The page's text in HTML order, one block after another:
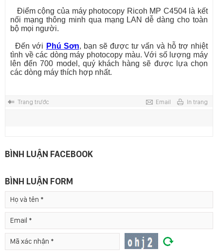
Điểm cộng của máy photocopy Ricoh MP C4504 là kết
nối mạng thông minh qua mạng LAN dễ dàng cho toàn
bộ mọi người.
Đến với Phú Sơn, bạn sẽ được tư vấn và hỗ trợ nhiệt
tình về các dòng máy photocopy màu. Với số lượng máy
lên đến 700 model, quý khách hàng sẽ được lựa chọn
các dòng máy thích hợp nhất.
Trang trước Email In trang
BÌNH LUẬN FACEBOOK
BÌNH LUẬN FORM